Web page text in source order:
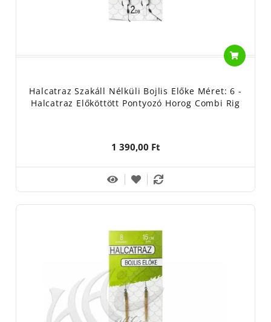
Halcatraz Szakáll Nélküli Bojlis Előke Méret: 6 -
Halcatraz Előköttött Pontyozó Horog Combi Rig
1 390,00 Ft